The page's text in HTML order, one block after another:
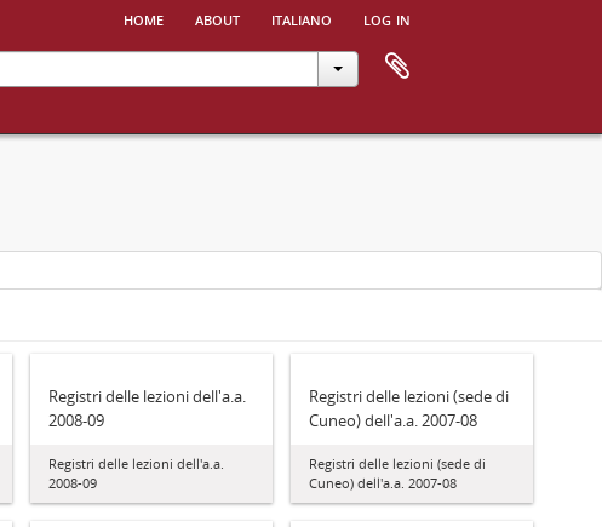
home about italiano log in
Registri delle lezioni dell'a.a.
2008-09
Registri delle lezioni dell'a.a.
2008-09
Registri delle lezioni (sede di
Cuneo) dell'a.a. 2007-08
Registri delle lezioni (sede di
Cuneo) dell'a.a. 2007-08